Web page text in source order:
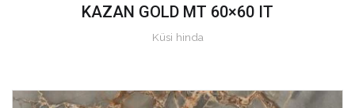
KAZAN GOLD MT 60×60 IT
Küsi hinda